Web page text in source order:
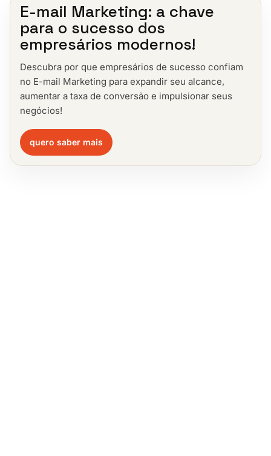
E-mail Marketing: a chave
para o sucesso dos
empresários modernos!
Descubra por que empresários de sucesso confiam
no E-mail Marketing para expandir seu alcance,
aumentar a taxa de conversão e impulsionar seus
negócios!
quero saber mais